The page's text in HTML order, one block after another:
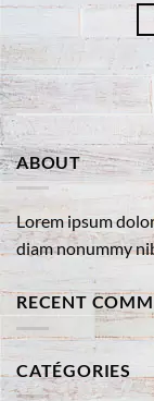
ABOUT
Lorem ipsum
diam nonummy
RECENT
CATÉGORIES